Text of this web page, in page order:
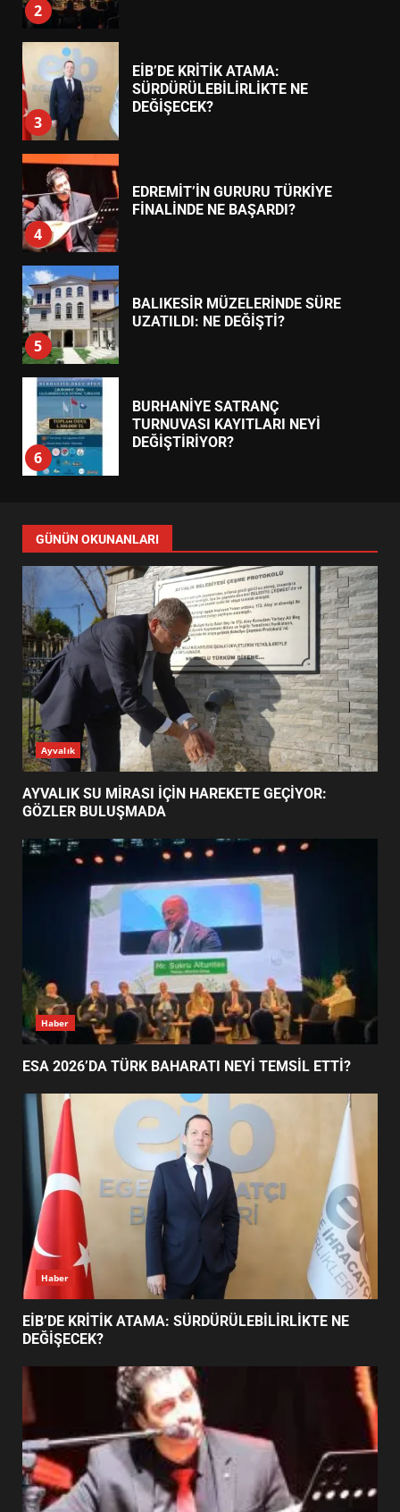
2
3
EİB’DE KRİTİK ATAMA:
SÜRDÜRÜLEBİLİRLİKTE NE
DEĞİŞECEK?
4
EDREMİT’İN GURURU TÜRKİYE
FİNALİNDE NE BAŞARDI?
5
BALIKESİR MÜZELERİNDE SÜRE
UZATILDI: NE DEĞİŞTİ?
6
BURHANİYE SATRANÇ
TURNUVASI KAYITLARI NEYİ
DEĞİŞTİRİYOR?
7
YENİ YÖNETİM NASIL
ŞEKİLLENDİ?
1
AYVALIK SU MİRASI İÇİN
HAREKETE GEÇİYOR: GÖZLER
BULUŞMADA
2
ESA 2026’DA TÜRK BAHARATI
NEYİ TEMSİL ETTİ?
EİB’DE KRİTİK ATAMA:
SÜRDÜRÜLEBİLİRLİKTE NE
DEĞİŞECEK?
4
EDREMİT’İN GURURU TÜRKİYE
FİNALİNDE NE BAŞARDI?
5
UZATILDI: NE DEĞİŞTİ?
6
BURHANİYE SATRANÇ
TURNUVASI KAYITLARI NEYİ
DEĞİŞTİRİYOR?
BURHANİYE BELEDİYESPOR’DA
YENİ YÖNETİM NASIL
GÜNÜN OKUNANLARI
Ayvalık
AYVALIK SU MİRASI İÇİN HAREKETE GEÇİYOR:
GÖZLER BULUŞMADA
Haber
ESA 2026’DA TÜRK BAHARATI NEYİ TEMSİL ETTİ?
Haber
EİB’DE KRİTİK ATAMA: SÜRDÜRÜLEBİLİRLİKTE NE
DEĞİŞECEK?